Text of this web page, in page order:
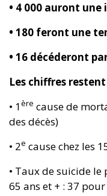
• 4 000 auront une
• 180 feront une
• 16 décéderont
Les chiffres
• 1ère cause de
des décès)
• 2e cause chez les
• Taux de suicide le
65 ans et + : 37